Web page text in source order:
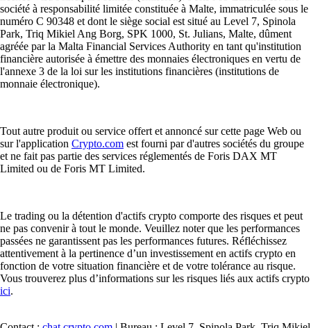
société à responsabilité limitée constituée à Malte, immatriculée sous le
numéro C 90348 et dont le siège social est situé au Level 7, Spinola
Park, Triq Mikiel Ang Borg, SPK 1000, St. Julians, Malte, dûment
agréée par la Malta Financial Services Authority en tant qu'institution
financière autorisée à émettre des monnaies électroniques en vertu de
l'annexe 3 de la loi sur les institutions financières (institutions de
monnaie électronique).
Tout autre produit ou service offert et annoncé sur cette page Web ou
sur l'application Crypto.com est fourni par d'autres sociétés du groupe
et ne fait pas partie des services réglementés de Foris DAX MT
Limited ou de Foris MT Limited.
Le trading ou la détention d'actifs crypto comporte des risques et peut
ne pas convenir à tout le monde. Veuillez noter que les performances
passées ne garantissent pas les performances futures. Réfléchissez
attentivement à la pertinence d’un investissement en actifs crypto en
fonction de votre situation financière et de votre tolérance au risque.
Vous trouverez plus d’informations sur les risques liés aux actifs crypto
ici.